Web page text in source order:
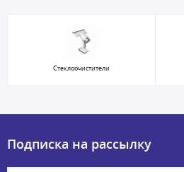
Стеклоочистители
Подписка на рассылку